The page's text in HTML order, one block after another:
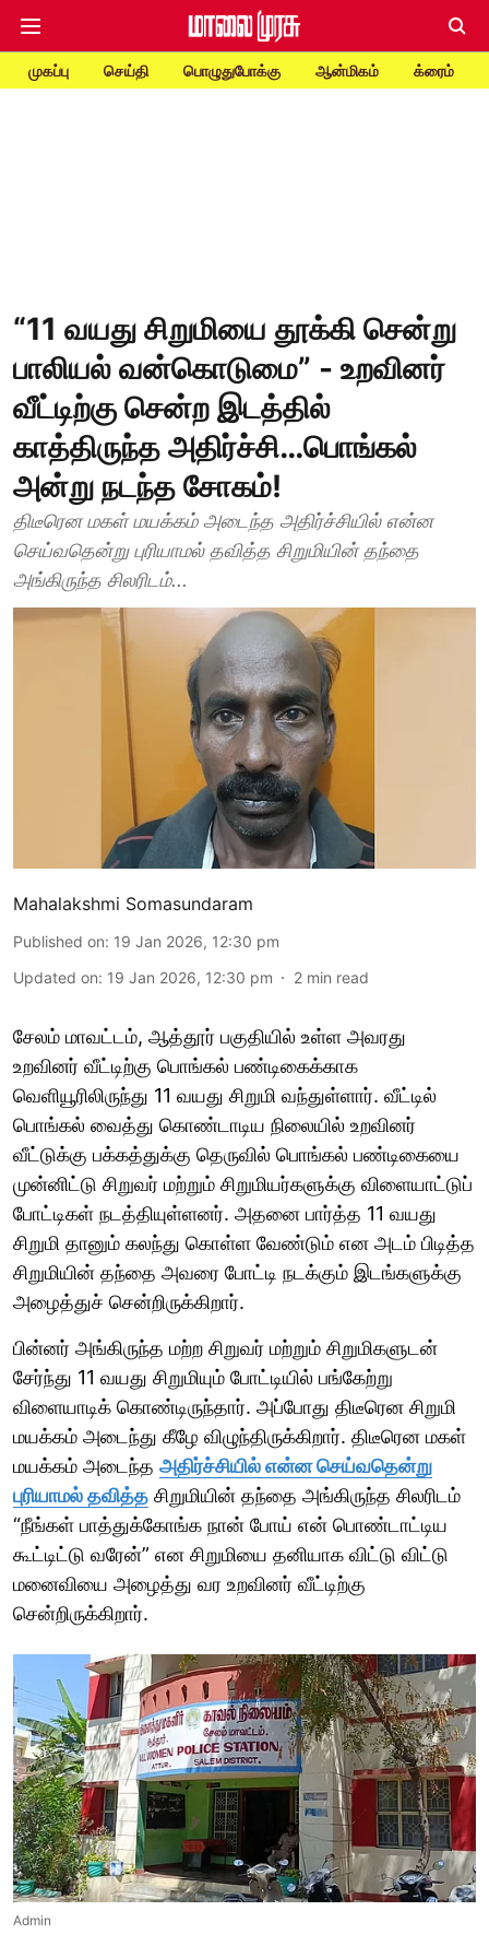
முகப்பு செய்தி பொழுதுபோக்கு ஆன்மிகம் க்ரைம்
“11 வயது சிறுமியை தூக்கி சென்று
பாலியல் வன்கொடுமை” - உறவினர்
வீட்டிற்கு சென்ற இடத்தில்
காத்திருந்த அதிர்ச்சி…பொங்கல்
அன்று நடந்த சோகம்!
திடீரென மகள் மயக்கம் அடைந்த அதிர்ச்சியில் என்ன
செய்வதென்று புரியாமல் தவித்த சிறுமியின் தந்தை
அங்கிருந்த சிலரிடம்...
Mahalakshmi Somasundaram
Published on: 19 Jan 2026, 12:30 pm
Updated on: 19 Jan 2026, 12:30 pm 2 min read
சேலம் மாவட்டம், ஆத்தூர் பகுதியில் உள்ள அவரது
உறவினர் வீட்டிற்கு பொங்கல் பண்டிகைக்காக
வெளியூரிலிருந்து 11 வயது சிறுமி வந்துள்ளார். வீட்டில்
பொங்கல் வைத்து கொண்டாடிய நிலையில் உறவினர்
வீட்டுக்கு பக்கத்துக்கு தெருவில் பொங்கல் பண்டிகையை
முன்னிட்டு சிறுவர் மற்றும் சிறுமியர்களுக்கு விளையாட்டுப்
போட்டிகள் நடத்தியுள்ளனர். அதனை பார்த்த 11 வயது
சிறுமி தானும் கலந்து கொள்ள வேண்டும் என அடம் பிடித்த
சிறுமியின் தந்தை அவரை போட்டி நடக்கும் இடங்களுக்கு
அழைத்துச் சென்றிருக்கிறார்.
பின்னர் அங்கிருந்த மற்ற சிறுவர் மற்றும் சிறுமிகளுடன்
சேர்ந்து 11 வயது சிறுமியும் போட்டியில் பங்கேற்று
விளையாடிக் கொண்டிருந்தார். அப்போது திடீரென சிறுமி
மயக்கம் அடைந்து கீழே விழுந்திருக்கிறார். திடீரென மகள்
மயக்கம் அடைந்த அதிர்ச்சியில் என்ன செய்வதென்று
புரியாமல் தவித்த சிறுமியின் தந்தை அங்கிருந்த சிலரிடம்
“நீங்கள் பாத்துக்கோங்க நான் போய் என் பொண்டாட்டிய
கூட்டிட்டு வரேன்” என சிறுமியை தனியாக விட்டு விட்டு
மனைவியை அழைத்து வர உறவினர் வீட்டிற்கு
சென்றிருக்கிறார்.
Admin